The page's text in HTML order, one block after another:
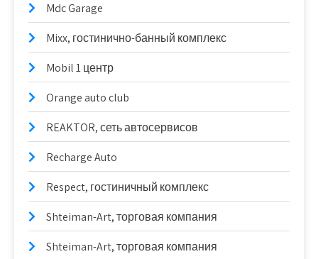
Mdc Garage
Mixx, гостинично-банный комплекс
Mobil 1 центр
Orange auto club
REAKTOR, сеть автосервисов
Recharge Auto
Respect, гостиничный комплекс
Shteiman-Art, торговая компания
Shteiman-Art, торговая компания